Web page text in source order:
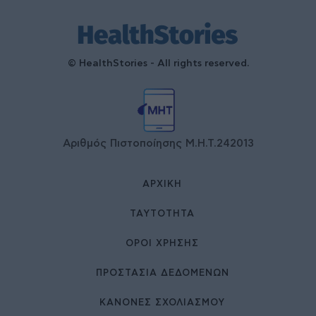
© HealthStories - All rights reserved.
Αριθμός Πιστοποίησης Μ.Η.Τ.242013
ΑΡΧΙΚΉ
ΤΑΥΤΌΤΗΤΑ
ΌΡΟΙ ΧΡΉΣΗΣ
ΠΡΟΣΤΑΣΙΑ ΔΕΔΟΜΕΝΩΝ
ΚΑΝΟΝΕΣ ΣΧΟΛΙΑΣΜΟΥ